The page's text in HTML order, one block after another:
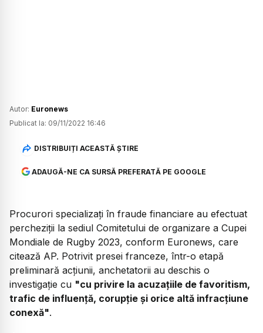
Autor: Euronews
Publicat la: 09/11/2022 16:46
DISTRIBUIȚI ACEASTĂ ȘTIRE
ADAUGĂ-NE CA SURSĂ PREFERATĂ PE GOOGLE
Procurori specializați în fraude financiare au efectuat
percheziții la sediul Comitetului de organizare a Cupei
Mondiale de Rugby 2023, conform Euronews, care
citează AP. Potrivit presei franceze, într-o etapă
preliminară acțiunii, anchetatorii au deschis o
investigație cu "cu privire la acuzațiile de favoritism,
trafic de influență, corupție și orice altă infracțiune
conexă".